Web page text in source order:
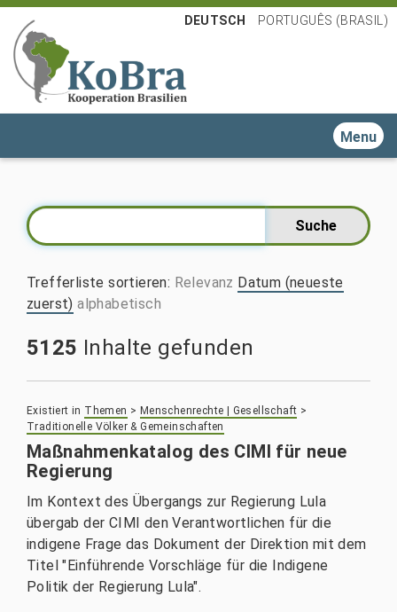
DEUTSCH PORTUGUÊS (BRASIL)
Toggle
Trefferliste sortieren: Relevanz Datum (neueste
zuerst) alphabetisch
5125 Inhalte gefunden
Existiert in Themen > Menschenrechte | Gesellschaft >
Traditionelle Völker & Gemeinschaften
Maßnahmenkatalog des CIMI für neue
Regierung
Im Kontext des Übergangs zur Regierung Lula
übergab der CIMI den Verantwortlichen für die
indigene Frage das Dokument der Direktion mit dem
Titel "Einführende Vorschläge für die Indigene
Politik der Regierung Lula".